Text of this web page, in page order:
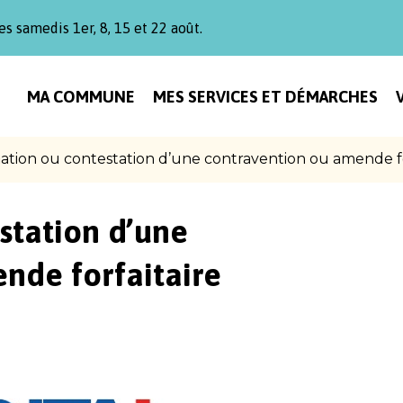
samedis 1er, 8, 15 et 22 août.
MA COMMUNE MES SERVICES ET DÉMARCHES
ou contestation d’une contravention ou amende
d’une
forfaitaire